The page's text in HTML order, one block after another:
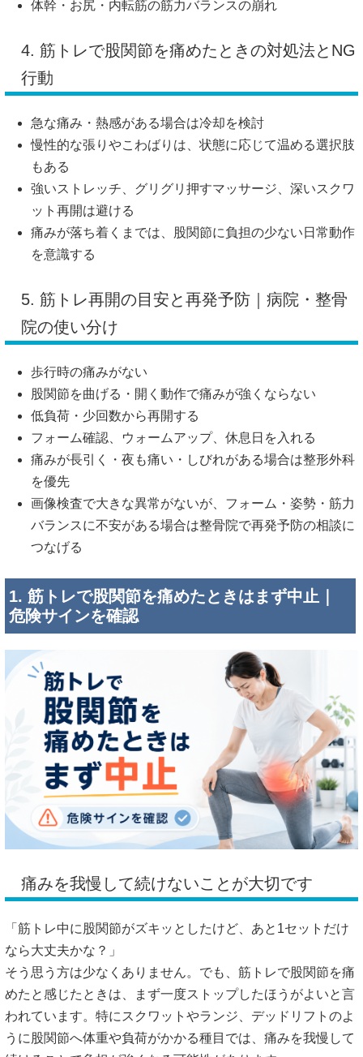
体幹・お尻・内転筋の筋力バランスの崩れ
4. 筋トレで股関節を痛めたときの対処法とNG
行動
急な痛み・熱感がある場合は冷却を検討
慢性的な張りやこわばりは、状態に応じて温める選択肢
もある
強いストレッチ、グリグリ押すマッサージ、深いスクワ
ット再開は避ける
痛みが落ち着くまでは、股関節に負担の少ない日常動作
を意識する
5. 筋トレ再開の目安と再発予防｜病院・整骨
院の使い分け
歩行時の痛みがない
股関節を曲げる・開く動作で痛みが強くならない
低負荷・少回数から再開する
フォーム確認、ウォームアップ、休息日を入れる
痛みが長引く・夜も痛い・しびれがある場合は整形外科
を優先
画像検査で大きな異常がないが、フォーム・姿勢・筋力
バランスに不安がある場合は整骨院で再発予防の相談に
つなげる
1. 筋トレで股関節を痛めたときはまず中止｜
危険サインを確認
痛みを我慢して続けないことが大切です
「筋トレ中に股関節がズキッとしたけど、あと1セットだけ
なら大丈夫かな？」
そう思う方は少なくありません。でも、筋トレで股関節を痛
めたと感じたときは、まず一度ストップしたほうがよいと言
われています。特にスクワットやランジ、デッドリフトのよ
うに股関節へ体重や負荷がかかる種目では、痛みを我慢して